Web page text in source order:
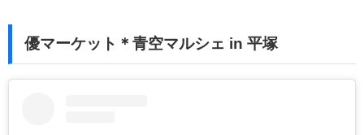
優マーケット＊青空マルシェ in 平塚